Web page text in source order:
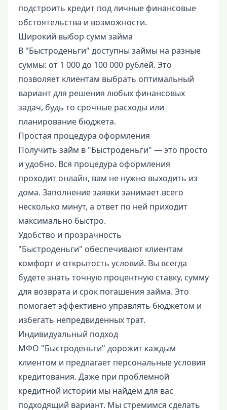
подстроить кредит под личные финансовые
обстоятельства и возможности.
Широкий выбор сумм займа
В "Быстроденьги" доступны займы на разные
суммы: от 1 000 до 100 000 рублей. Это
позволяет клиентам выбрать оптимальный
вариант для решения любых финансовых
задач, будь то срочные расходы или
планирование бюджета.
Простая процедура оформления
Получить займ в "Быстроденьги" — это просто
и удобно. Вся процедура оформления
проходит онлайн, вам не нужно выходить из
дома. Заполнение заявки занимает всего
несколько минут, а ответ по ней приходит
максимально быстро.
Удобство и прозрачность
"Быстроденьги" обеспечивают клиентам
комфорт и открытость условий. Вы всегда
будете знать точную процентную ставку, сумму
для возврата и срок погашения займа. Это
помогает эффективно управлять бюджетом и
избегать непредвиденных трат.
Индивидуальный подход
МФО "Быстроденьги" дорожит каждым
клиентом и предлагает персональные условия
кредитования. Даже при проблемной
кредитной истории мы найдем для вас
подходящий вариант. Мы стремимся сделать